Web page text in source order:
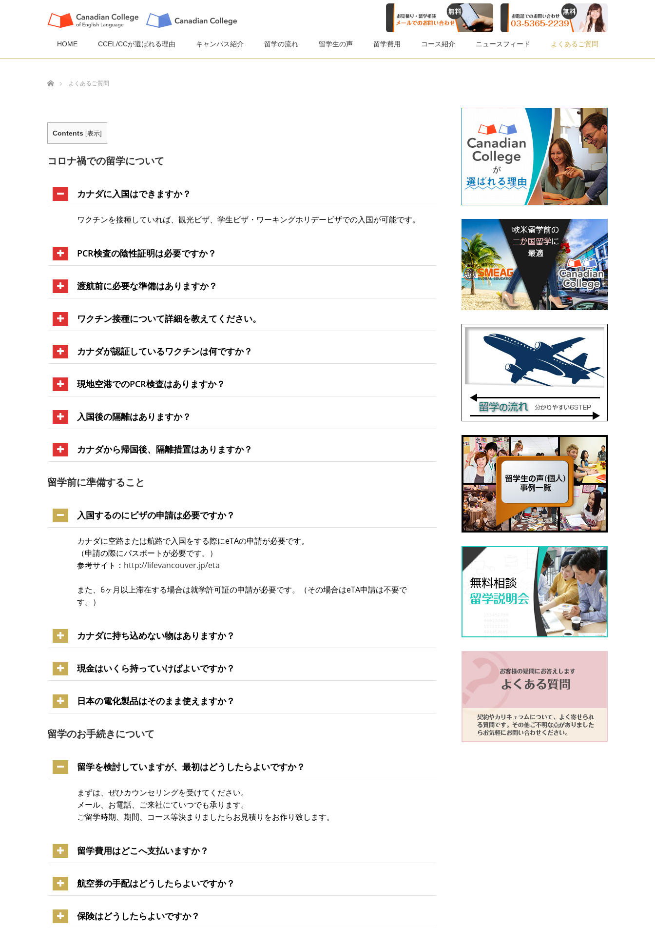
HOME CCEL/CCが選ばれる理由 キャンパス紹介 留学の流れ 留学生の声 留学費用 コース紹介 ニュースフィード よくあるご質問
よくあるご質問
Contents [表示]
コロナ禍での留学について
カナダに入国はできますか？
ワクチンを接種していれば、観光ビザ、学生ビザ・ワーキングホリデービザでの入国が可能です。
PCR検査の陰性証明は必要ですか？
渡航前に必要な準備はありますか？
ワクチン接種について詳細を教えてください。
カナダが認証しているワクチンは何ですか？
現地空港でのPCR検査はありますか？
入国後の隔離はありますか？
カナダから帰国後、隔離措置はありますか？
留学前に準備すること
入国するのにビザの申請は必要ですか？
カナダに空路または航路で入国をする際にeTAの申請が必要です。
（申請の際にパスポートが必要です。）
参考サイト： http://lifevancouver.jp/eta
また、6ヶ月以上滞在する場合は就学許可証の申請が必要です。（その場合はeTA申請は不要で
す。）
カナダに持ち込めない物はありますか？
現金はいくら持っていけばよいですか？
日本の電化製品はそのまま使えますか？
留学のお手続きについて
留学を検討していますが、最初はどうしたらよいですか？
まずは、ぜひカウンセリングを受けてください。
メール、お電話、ご来社にていつでも承ります。
ご留学時期、期間、コース等決まりましたらお見積りをお作り致します。
留学費用はどこへ支払いますか？
航空券の手配はどうしたらよいですか？
保険はどうしたらよいですか？